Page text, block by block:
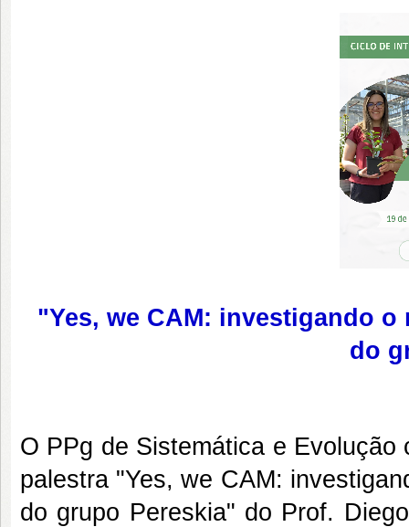
"Yes, we CAM: investigando
do
O PPg de Sistemática e
palestra "Yes, we CAM:
do grupo Pereskia" do Prof.